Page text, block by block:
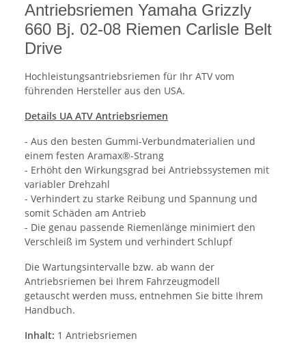
Antriebsriemen Yamaha Grizzly
660 Bj. 02-08 Riemen Carlisle Belt
Drive
Hochleistungsantriebsriemen für Ihr ATV vom
führenden Hersteller aus den USA.
Details UA ATV Antriebsriemen
- Aus den besten Gummi-Verbundmaterialien und
einem festen Aramax®-Strang
- Erhöht den Wirkungsgrad bei Antriebssystemen mit
variabler Drehzahl
- Verhindert zu starke Reibung und Spannung und
somit Schäden am Antrieb
- Die genau passende Riemenlänge minimiert den
Verschleiß im System und verhindert Schlupf
Die Wartungsintervalle bzw. ab wann der
Antriebsriemen bei Ihrem Fahrzeugmodell
getauscht werden muss, entnehmen Sie bitte Ihrem
Handbuch.
Inhalt: 1 Antriebsriemen